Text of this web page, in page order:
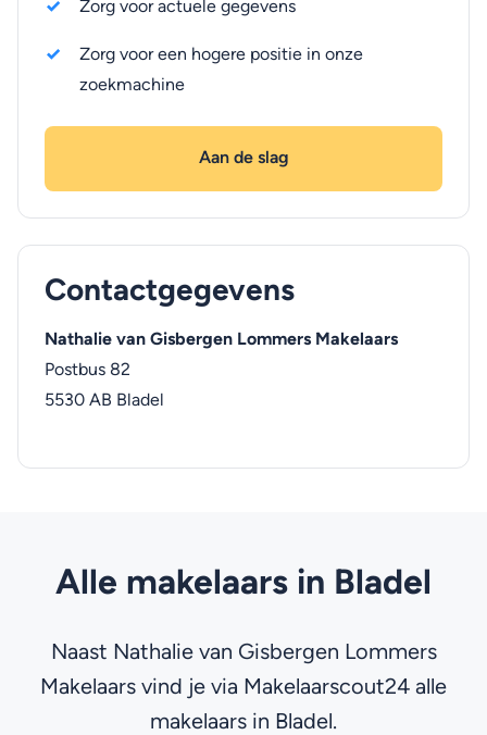
Zorg voor actuele gegevens
Zorg voor een hogere positie in onze
zoekmachine
Aan de slag
Contactgegevens
Nathalie van Gisbergen Lommers Makelaars
Postbus 82
5530 AB Bladel
Alle makelaars in Bladel
Naast Nathalie van Gisbergen Lommers
Makelaars vind je via Makelaarscout24 alle
makelaars in Bladel.